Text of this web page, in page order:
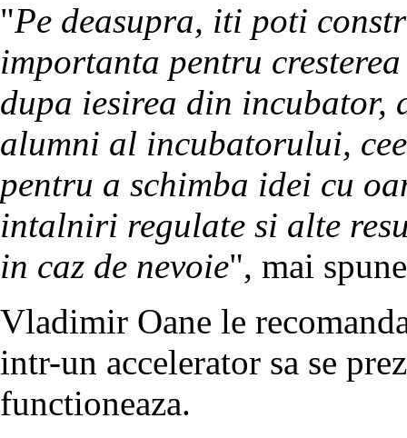
"Pe deasupra, iti poti
importanta pentru
dupa iesirea din incubator,
alumni al incubatorului,
pentru a schimba idei cu
intalniri regulate si alte
in caz de nevoie", mai
Vladimir Oane le
intr-un accelerator sa se
functioneaza.